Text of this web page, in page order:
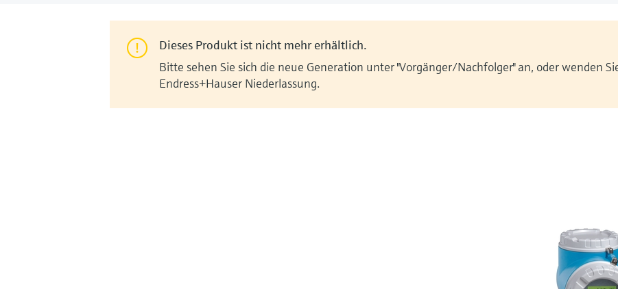
Dieses Produkt ist nicht mehr erhältlich.
Bitte sehen Sie sich die neue Generation unter "Vorgänger/Nachfolger" an, oder wenden
Endress+Hauser Niederlassung.